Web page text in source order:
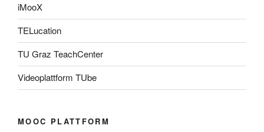
iMooX
TELucation
TU Graz TeachCenter
Videoplattform TUbe
MOOC PLATTFORM